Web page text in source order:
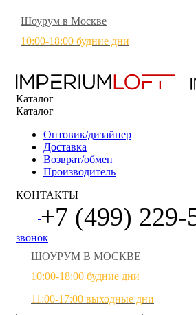
Шоурум в Москве
10:00-18:00 будние дни
Каталог
Каталог
Оптовик/дизайнер
Доставка
Возврат/обмен
Производитель
КОНТАКТЫ
+7 (499) 229-
звонок
ШОУРУМ В МОСКВЕ
10:00-18:00 будние дни
11:00-17:00 выходные дни